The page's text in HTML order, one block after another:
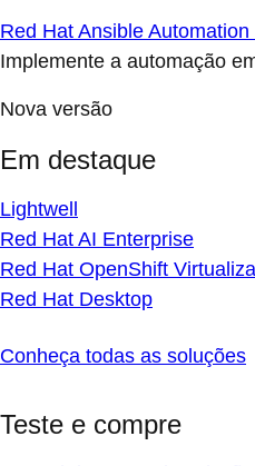
Red Hat Ansible Automation
Implemente a automação
Nova versão
Em destaque
Lightwell
Red Hat AI Enterprise
Red Hat OpenShift
Red Hat Desktop
Conheça todas as soluções
Teste e compre